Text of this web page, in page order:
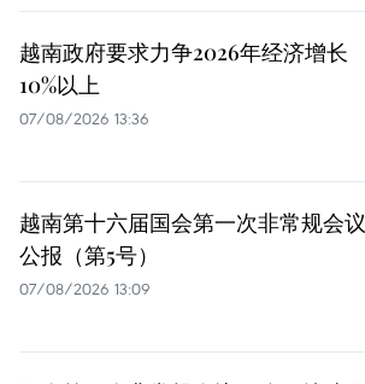
越南政府要求力争2026年经济增长
10%以上
07/08/2026 13:36
越南第十六届国会第一次非常规会议
公报（第5号）
07/08/2026 13:09